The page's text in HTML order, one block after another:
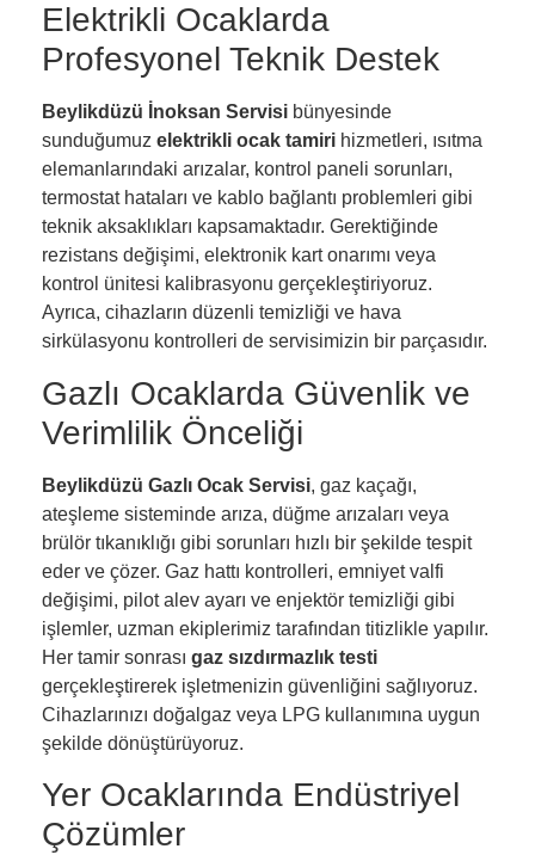
Elektrikli Ocaklarda
Profesyonel Teknik Destek
Beylikdüzü İnoksan Servisi bünyesinde
sunduğumuz elektrikli ocak tamiri hizmetleri, ısıtma
elemanlarındaki arızalar, kontrol paneli sorunları,
termostat hataları ve kablo bağlantı problemleri gibi
teknik aksaklıkları kapsamaktadır. Gerektiğinde
rezistans değişimi, elektronik kart onarımı veya
kontrol ünitesi kalibrasyonu gerçekleştiriyoruz.
Ayrıca, cihazların düzenli temizliği ve hava
sirkülasyonu kontrolleri de servisimizin bir parçasıdır.
Gazlı Ocaklarda Güvenlik ve
Verimlilik Önceliği
Beylikdüzü Gazlı Ocak Servisi, gaz kaçağı,
ateşleme sisteminde arıza, düğme arızaları veya
brülör tıkanıklığı gibi sorunları hızlı bir şekilde tespit
eder ve çözer. Gaz hattı kontrolleri, emniyet valfi
değişimi, pilot alev ayarı ve enjektör temizliği gibi
işlemler, uzman ekiplerimiz tarafından titizlikle yapılır.
Her tamir sonrası gaz sızdırmazlık testi
gerçekleştirerek işletmenizin güvenliğini sağlıyoruz.
Cihazlarınızı doğalgaz veya LPG kullanımına uygun
şekilde dönüştürüyoruz.
Yer Ocaklarında Endüstriyel
Çözümler